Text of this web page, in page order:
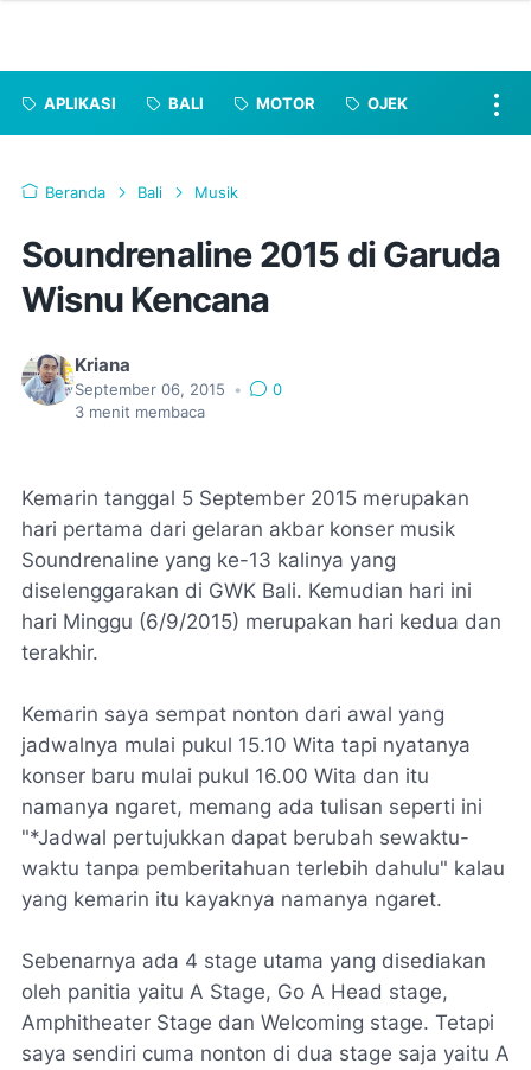
APLIKASI BALI MOTOR OJEK
Beranda Bali Musik
Soundrenaline 2015 di Garuda
Wisnu Kencana
Kriana
September 06, 2015 •
0
3 menit membaca
Kemarin tanggal 5 September 2015 merupakan
hari pertama dari gelaran akbar konser musik
Soundrenaline yang ke-13 kalinya yang
diselenggarakan di GWK Bali. Kemudian hari ini
hari Minggu (6/9/2015) merupakan hari kedua dan
terakhir.
Kemarin saya sempat nonton dari awal yang
jadwalnya mulai pukul 15.10 Wita tapi nyatanya
konser baru mulai pukul 16.00 Wita dan itu
namanya ngaret, memang ada tulisan seperti ini
"*Jadwal pertujukkan dapat berubah sewaktu-
waktu tanpa pemberitahuan terlebih dahulu" kalau
yang kemarin itu kayaknya namanya ngaret.
Sebenarnya ada 4 stage utama yang disediakan
oleh panitia yaitu A Stage, Go A Head stage,
Amphitheater Stage dan Welcoming stage. Tetapi
saya sendiri cuma nonton di dua stage saja yaitu A